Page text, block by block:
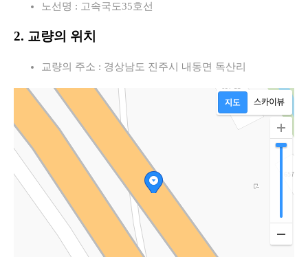
노선명 : 고속국도35호선
2. 교량의 위치
교량의 주소 : 경상남도 진주시 내동면 독산리